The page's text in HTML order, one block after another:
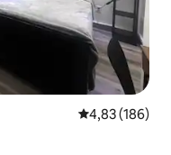
Gemiddelde
4,83 (186)